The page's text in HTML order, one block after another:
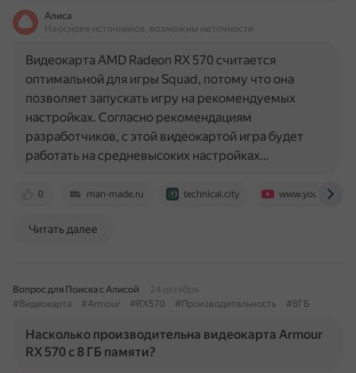
Алиса
На основе источников, возможны неточности
0 man-made.ru technical.city
Видеокарта AMD Radeon RX 570 считается
оптимальной для игры Squad, потому что она
позволяет запускать игру на рекомендуемых
настройках. Согласно рекомендациям
разработчиков, с этой видеокартой игра будет
работать на средневысоких настройках…
Читать далее
Вопрос для Поиска с Алисой
24 октября
#Видеокарта
#Armour #RX570 #Производительность #8ГБ
Насколько производительна видеокарта Armour
RX 570 с 8 ГБ памяти?